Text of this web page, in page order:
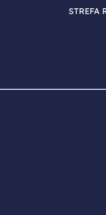
STREFA